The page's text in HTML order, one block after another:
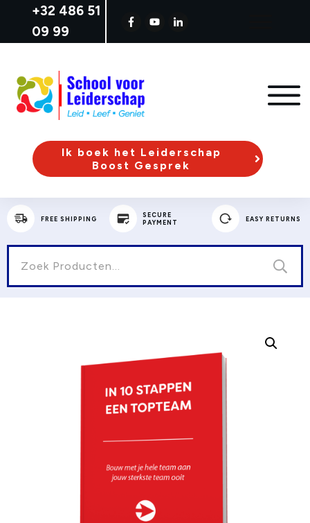
+32 486 51
09 99
Ik boek het Leiderschap
Boost Gesprek
FREE SHIPPING
SECURE
PAYMENT
EASY RETURNS
naar: